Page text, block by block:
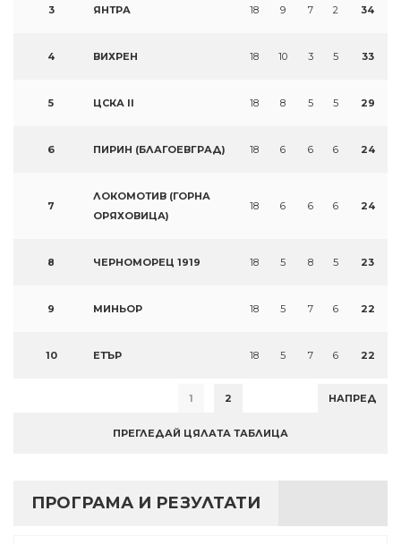
3 ЯНТРА 18 9 7 2 34
4 ВИХРЕН 18 10 3 5 33
5 ЦСКА II 18 8 5 5 29
6 ПИРИН (БЛАГОЕВГРАД) 18 6 6 6 24
7
ЛОКОМОТИВ (ГОРНА
ОРЯХОВИЦА)
18 6 6 6 24
8 ЧЕРНОМОРЕЦ 1919 18 5 8 5 23
9 МИНЬОР 18 5 7 6 22
10 ЕТЪР 18 5 7 6 22
1 2 НАПРЕД
ПРЕГЛЕДАЙ ЦЯЛАТА ТАБЛИЦА
ПРОГРАМА И РЕЗУЛТАТИ